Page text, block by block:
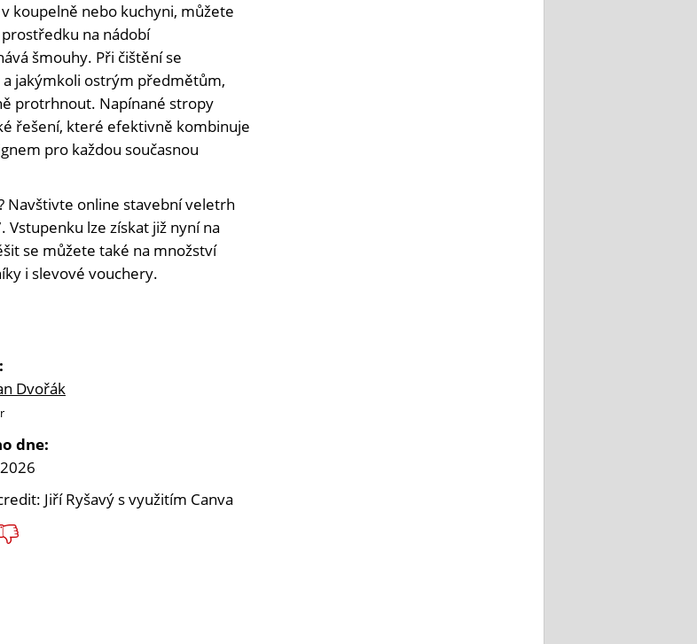
koupelně nebo kuchyni, můžete
na nádobí
šmouhy. Při čištění se
jakýmkoli ostrým předmětům,
protrhnout. Napínané stropy
řešení, které efektivně kombinuje
pro každou současnou
Navštivte online stavební veletrh
lze získat již nyní na
se můžete také na množství
i slevové vouchery.
Dvořák
dne:
Jiří Ryšavý s využitím Canva